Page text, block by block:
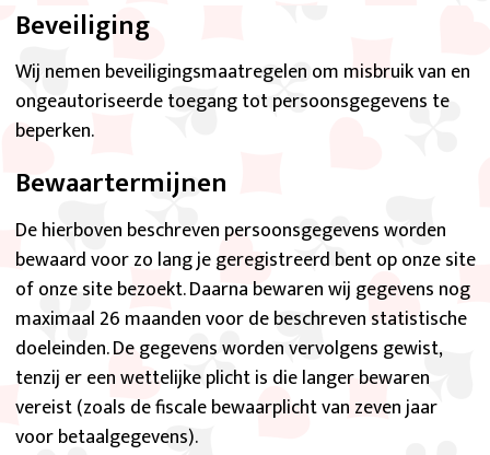
Beveiliging
Wij nemen beveiligingsmaatregelen om misbruik van en
ongeautoriseerde toegang tot persoonsgegevens te
beperken.
Bewaartermijnen
De hierboven beschreven persoonsgegevens worden
bewaard voor zo lang je geregistreerd bent op onze site
of onze site bezoekt. Daarna bewaren wij gegevens nog
maximaal 26 maanden voor de beschreven statistische
doeleinden. De gegevens worden vervolgens gewist,
tenzij er een wettelijke plicht is die langer bewaren
vereist (zoals de fiscale bewaarplicht van zeven jaar
voor betaalgegevens).